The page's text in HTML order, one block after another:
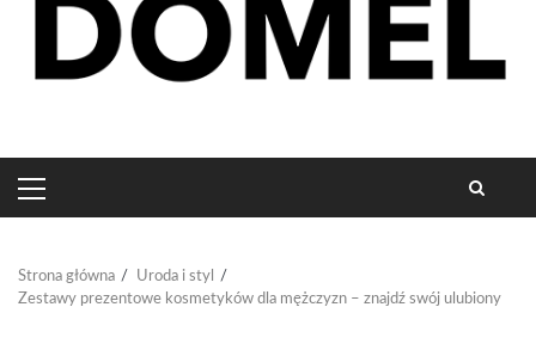
PRIMARY
MENU
Strona główna
Uroda i styl
Zestawy prezentowe kosmetyków dla mężczyzn – znajdź swój ulubiony